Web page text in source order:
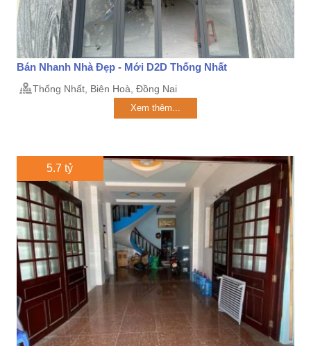
Bán Nhanh Nhà Đẹp - Mới D2D Thống Nhất
Thống Nhất, Biên Hoà, Đồng Nai
Xem thêm...
5.7 tỷ